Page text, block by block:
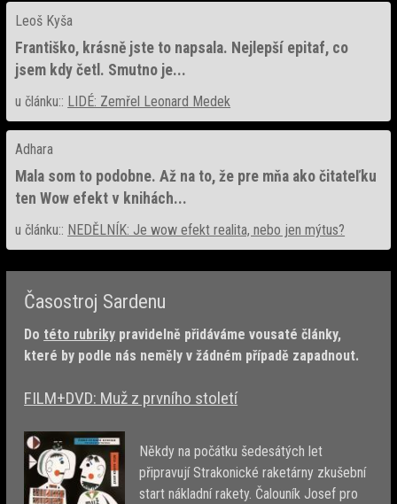
Leoš Kyša
Františko, krásně jste to napsala. Nejlepší epitaf, co
jsem kdy četl. Smutno je...
u článku:: LIDÉ: Zemřel Leonard Medek
Adhara
Mala som to podobne. Až na to, že pre mňa ako čitateľku
ten Wow efekt v knihách...
u článku:: NEDĚLNÍK: Je wow efekt realita, nebo jen mýtus?
Časostroj Sardenu
Do této rubriky pravidelně přidáváme vousaté články,
které by podle nás neměly v žádném případě zapadnout.
FILM+DVD: Muž z prvního století
Někdy na počátku šedesátých let
připravují Strakonické raketárny zkušební
start nákladní rakety. Čalouník Josef pro